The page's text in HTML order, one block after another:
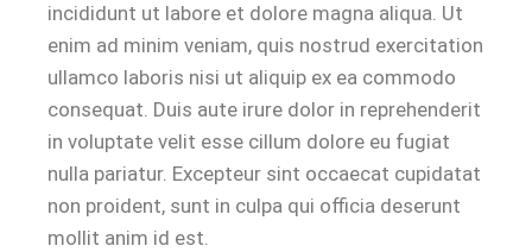
incididunt ut labore et dolore magna aliqua. Ut
enim ad minim veniam, quis nostrud exercitation
ullamco laboris nisi ut aliquip ex ea commodo
consequat. Duis aute irure dolor in reprehenderit
in voluptate velit esse cillum dolore eu fugiat
nulla pariatur. Excepteur sint occaecat cupidatat
non proident, sunt in culpa qui officia deserunt
mollit anim id est.